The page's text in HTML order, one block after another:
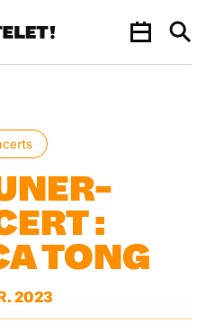
:
TONG
2023